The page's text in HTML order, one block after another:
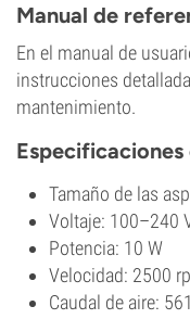
Manual de
En el manual de
instrucciones
mantenimiento.
Especificaciones
Tamaño de las
Voltaje: 100–240
Potencia: 10 W
Velocidad: 2500
Caudal de aire: